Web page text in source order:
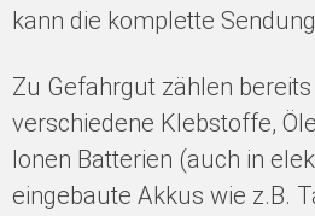
kann die komplette
Zu Gefahrgut zählen
verschiedene Klebstoffe,
Ionen Batterien (auch in
eingebaute Akkus wie z.B.